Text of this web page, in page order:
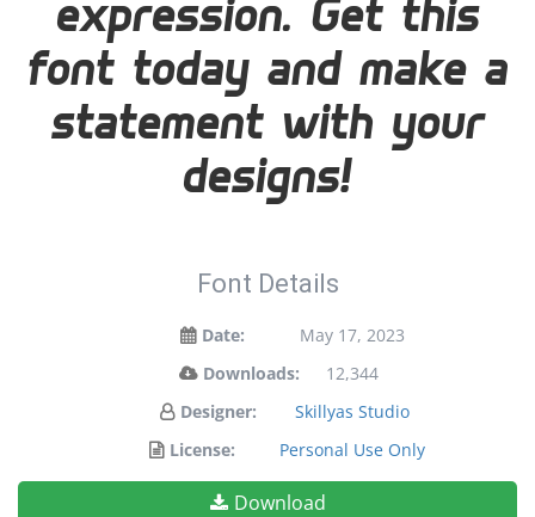
expression. Get this
font today and make a
statement with your
designs!
Font Details
Date:
May 17, 2023
Downloads:
12,344
Designer:
Skillyas Studio
License:
Personal Use Only
Download